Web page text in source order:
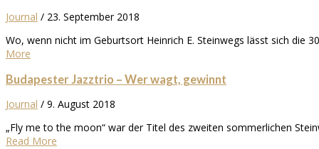
Journal / 23. September 2018
Wo, wenn nicht im Geburtsort Heinrich E. Steinwegs lässt sich die
More
Budapester Jazztrio – Wer wagt, gewinnt
Journal / 9. August 2018
„Fly me to the moon“ war der Titel des zweiten sommerlichen
Read More